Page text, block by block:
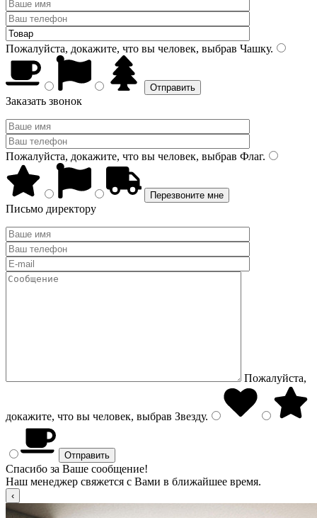
Пожалуйста, докажите, что вы человек, выбрав Чашку.
Заказать звонок
Пожалуйста, докажите, что вы человек, выбрав Флаг.
Письмо директору
Пожалуйста,
докажите, что вы человек, выбрав Звезду.
Спасибо за Ваше сообщение!
Наш менеджер свяжется с Вами в ближайшее время.